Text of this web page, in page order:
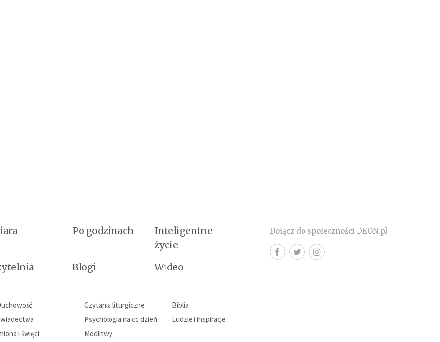
Po godzinach
Inteligentne
życie
Blogi Wideo
Czytania liturgiczne
Biblia
Psychologia na co dzień
Ludzie i inspiracje
i święci Modlitwy
Dołącz do społeczności DEON.pl